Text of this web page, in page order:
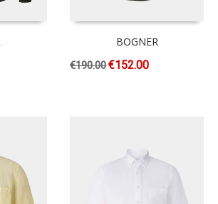
BOGNER
€190.00€152.00